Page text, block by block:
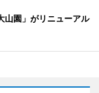
山園」がリニューアル